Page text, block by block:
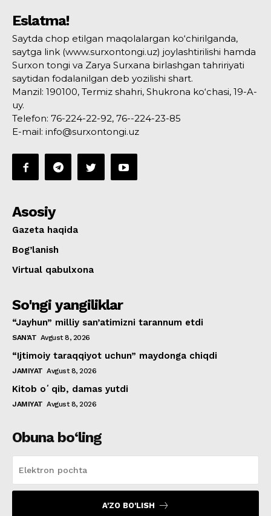
Eslatma!
Saytda chop etilgan maqolalargan ko‘chirilganda,
saytga link (www.surxontongi.uz) joylashtirilishi hamda
Surxon tongi va Zarya Surxana birlashgan tahririyati
saytidan fodalanilgan deb yozilishi shart.
Manzil: 190100, Termiz shahri, Shukrona ko‘chasi, 19-A-
uy.
Telefon: 76-224-22-92, 76--224-23-85
E-mail: info@surxontongi.uz
Asosiy
Gazeta haqida
Bog’lanish
Virtual qabulxona
So'ngi yangiliklar
“Jayhun” milliy san’atimizni tarannum etdi
SAN'AT Avgust 8, 2026
“Ijtimoiy taraqqiyot uchun” maydonga chiqdi
JAMIYAT Avgust 8, 2026
Kitob oʻqib, damas yutdi
JAMIYAT Avgust 8, 2026
Obuna bo‘ling
A'ZO BO'LISH